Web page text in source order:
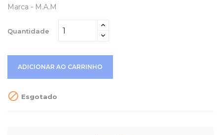
Marca - M.A.M
Quantidade
ADICIONAR AO CARRINHO
 Esgotado